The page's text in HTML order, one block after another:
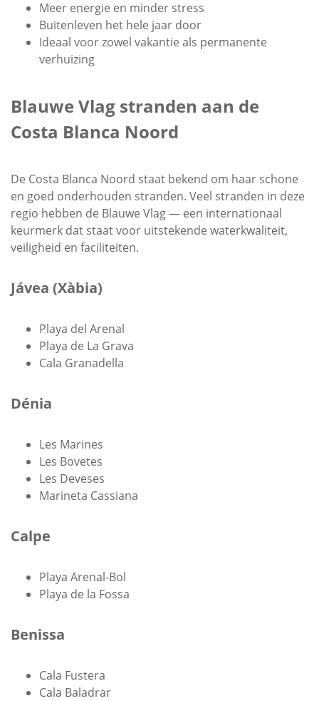
Meer energie en minder stress
Buitenleven het hele jaar door
Ideaal voor zowel vakantie als permanente
verhuizing
Blauwe Vlag stranden aan de
Costa Blanca Noord
De Costa Blanca Noord staat bekend om haar schone
en goed onderhouden stranden. Veel stranden in deze
regio hebben de Blauwe Vlag — een internationaal
keurmerk dat staat voor uitstekende waterkwaliteit,
veiligheid en faciliteiten.
Jávea (Xàbia)
Playa del Arenal
Playa de La Grava
Cala Granadella
Dénia
Les Marines
Les Bovetes
Les Deveses
Marineta Cassiana
Calpe
Playa Arenal-Bol
Playa de la Fossa
Benissa
Cala Fustera
Cala Baladrar